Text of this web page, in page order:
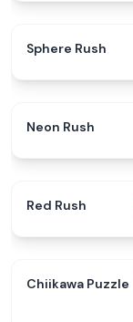
Sphere Rush
Neon Rush
Red Rush
Chiikawa Puzzle